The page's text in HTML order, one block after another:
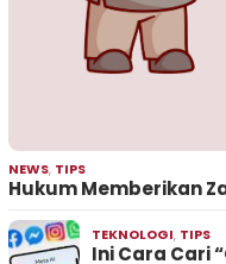
NEWS, TIPS
Hukum Memberikan
TEKNOLOGI, TIPS
Ini Cara Cari